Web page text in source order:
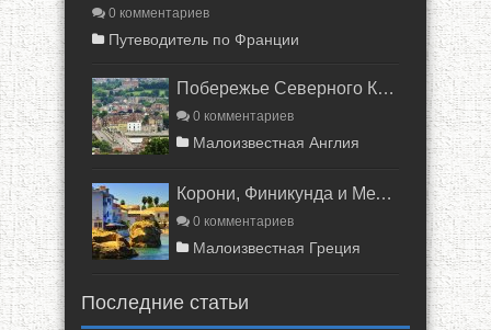
0 комментариев
Путеводитель по Франции
Побережье Северного Кента
0 комментариев
Малоизвестная Англия
Корони, Финикунда и Метони в Греции
0 комментариев
Малоизвестная Греция
Последние статьи